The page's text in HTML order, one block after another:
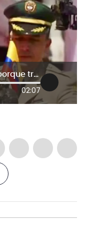
“No la dejaré ascender porque trabajo con Petro”: denuncian agresiones de edecán de Presidencia
02:07